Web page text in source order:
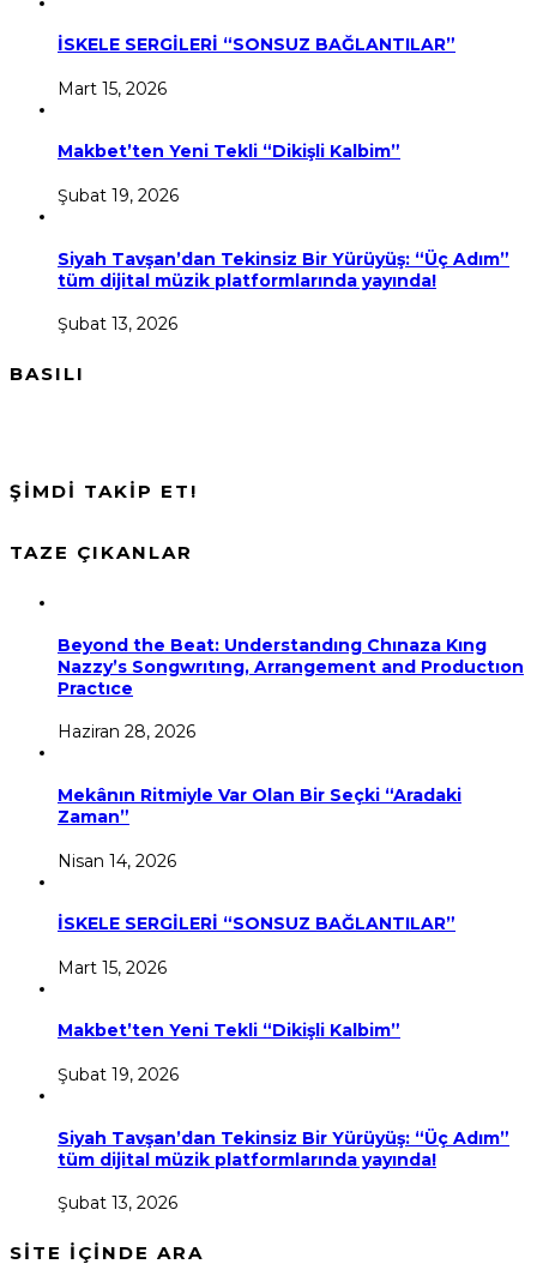
İSKELE SERGİLERİ “SONSUZ BAĞLANTILAR”
Mart 15, 2026
Makbet’ten Yeni Tekli “Dikişli Kalbim”
Şubat 19, 2026
Siyah Tavşan’dan Tekinsiz Bir Yürüyüş: “Üç Adım”
tüm dijital müzik platformlarında yayında!
Şubat 13, 2026
BASILI
ŞİMDİ TAKİP ET!
TAZE ÇIKANLAR
Beyond the Beat: Understandıng Chınaza Kıng
Nazzy’s Songwrıtıng, Arrangement and Productıon
Practıce
Haziran 28, 2026
Mekânın Ritmiyle Var Olan Bir Seçki “Aradaki
Zaman”
Nisan 14, 2026
İSKELE SERGİLERİ “SONSUZ BAĞLANTILAR”
Mart 15, 2026
Makbet’ten Yeni Tekli “Dikişli Kalbim”
Şubat 19, 2026
Siyah Tavşan’dan Tekinsiz Bir Yürüyüş: “Üç Adım”
tüm dijital müzik platformlarında yayında!
Şubat 13, 2026
SİTE İÇİNDE ARA